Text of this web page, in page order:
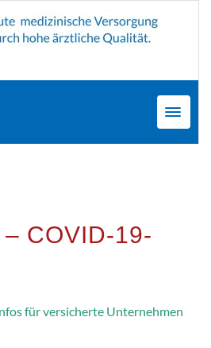
COVID-19-
für versicherte Unternehmen